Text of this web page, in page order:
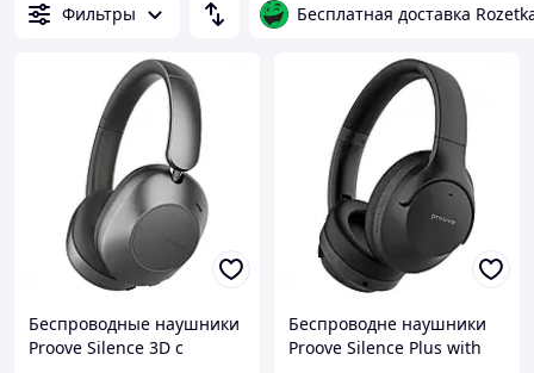
Фильтры Бесплатная доставка
Беспроводные наушники
Proove Silence 3D с
Беспроводне наушники
Proove Silence Plus with